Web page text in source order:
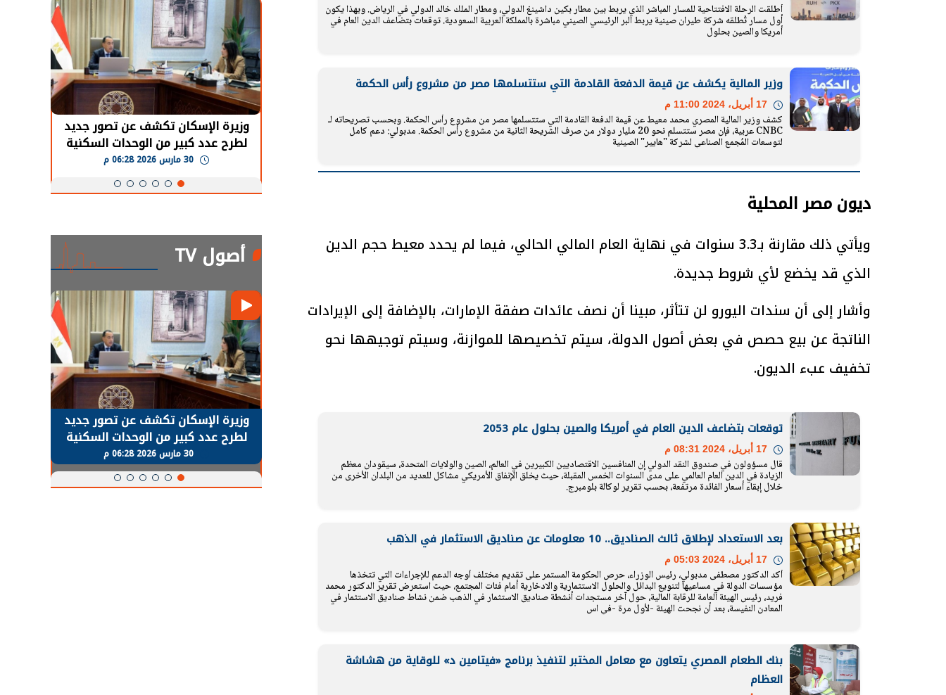
أطلقت الرحلة الافتتاحية للمسار المباشر الذي يربط بين مطار بكين داشينغ الدولي، ومطار الملك خالد الدولي في الرياض. وبهذا يكون
أول مسار تُطلقه شركة طيران صينية يربط البر الرئيسي الصيني مباشرة بالمملكة العربية السعودية. توقعات بتضاعف الدين العام في
أمريكا والصين بحلول
وزير المالية يكشف عن قيمة الدفعة القادمة التي ستتسلمها مصر من مشروع رأس الحكمة
كشف وزير المالية المصري محمد معيط عن قيمة الدفعة القادمة التي ستتسلمها مصر من مشروع رأس الحكمة. وبحسب تصريحاته لـ
CNBC عربية، فإن مصر ستتسلم نحو 20 مليار دولار من صرف الشريحة الثانية من مشروع رأس الحكمة. مدبولي: دعم كامل
لتوسعات المُجمع الصناعي لشركة "هايير" الصينية
ديون مصر المحلية
ويأتي ذلك مقارنة بـ3.3 سنوات في نهاية العام المالي الحالي، فيما لم يحدد معيط حجم الدين
الذي قد يخضع لأي شروط جديدة.
وأشار إلى أن سندات اليورو لن تتأثر، مبينا أن نصف عائدات صفقة الإمارات، بالإضافة إلى الإيرادات
الناتجة عن بيع حصص في بعض أصول الدولة، سيتم تخصيصها للموازنة، وسيتم توجيهها نحو
تخفيف عبء الديون.
توقعات بتضاعف الدين العام في أمريكا والصين بحلول عام 2053
قال مسؤولون في صندوق النقد الدولي إن المنافسين الاقتصاديين الكبيرين في العالم، الصين والولايات المتحدة، سيقودان معظم
الزيادة في الدين العام العالمي على مدى السنوات الخمس المقبلة، حيث يخلق الإنفاق الأمريكي مشاكل للعديد من البلدان الأخرى من
خلال إبقاء أسعار الفائدة مرتفعة، بحسب تقرير لوكالة بلومبرج.
بعد الاستعداد لإطلاق ثالث الصناديق.. 10 معلومات عن صناديق الاستثمار في الذهب
أكد الدكتور مصطفى مدبولي، رئيس الوزراء، حرص الحكومة المستمر على تقديم مختلف أوجه الدعم للإجراءات التي تتخذها
مؤسسات الدولة في مساعيها لتنويع البدائل والحلول الاستثمارية والادخارية أمام فئات المجتمع، حيث استعرض تقرير الدكتور محمد
فريد، رئيس الهيئة العامة للرقابة المالية، حول آخر مستجدات أنشطة صناديق الاستثمار في الذهب ضمن نشاط صناديق الاستثمار في
المعادن النفيسة، بعد أن نجحت الهيئة -لأول مرة -في اس
بنك الطعام المصري يتعاون مع معامل المختبر لتنفيذ برنامج «فيتامين د» للوقاية من هشاشة
العظام
الرئيس السيسي: تداعيات خطيرة على
الاقتصاد العالمي وأسعار الوقود حال
رئيس الوزراء يتابع الإجراءات الخاصة
بتنفيذ التوجيهات الرئاسية بطرح وحدات
افتتاح «إيجبس 2026» بحضور دولي
واسع.. والبترول: مصر تعزز مكانتها
وزيرة الإسكان تكشف عن تصور جديد
لطرح عدد كبير من الوحدات السكنية
بنظام الإيجار
أصول TV
الرئيس السيسي: تداعيات خطيرة على
الاقتصاد العالمي وأسعار الوقود حال
استمرار الأزمة في الشرق الأوسط
رئيس الوزراء يتابع الإجراءات الخاصة
بتنفيذ التوجيهات الرئاسية بطرح وحدات
سكنية بالإيجار للمواطنين
وزيرة الإسكان تكشف عن تصور جديد
لطرح عدد كبير من الوحدات السكنية
بنظام الإيجار